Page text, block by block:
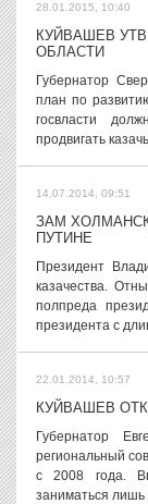
28.01.2015, 10:40
КУЙВАШЕВ
ОБЛАСТИ
Губернатор
план по
госвласти
продвигать
14.07.2014, 09:51
ЗАМ
ПУТИНЕ
Президент
казачества.
полпреда
президента с
22.01.2014, 10:57
КУЙВАШЕВ
Губернатор
региональный
с 2008 года.
заниматься лишь